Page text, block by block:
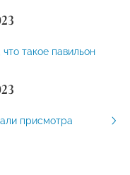
такое павильон
присмотра